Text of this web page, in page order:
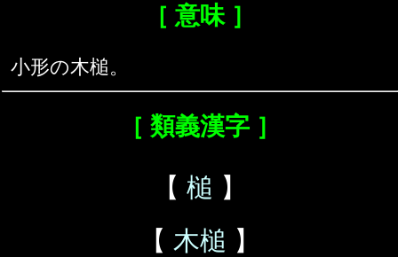
［ 意味 ］
小形の木槌。
［ 類義漢字 ］
【 槌 】
【 木槌 】